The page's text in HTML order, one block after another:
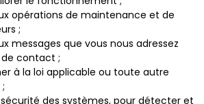
opérations de maintenance et de
;
messages que vous nous adressez
contact ;
à la loi applicable ou toute autre
des systèmes, pour détecter et